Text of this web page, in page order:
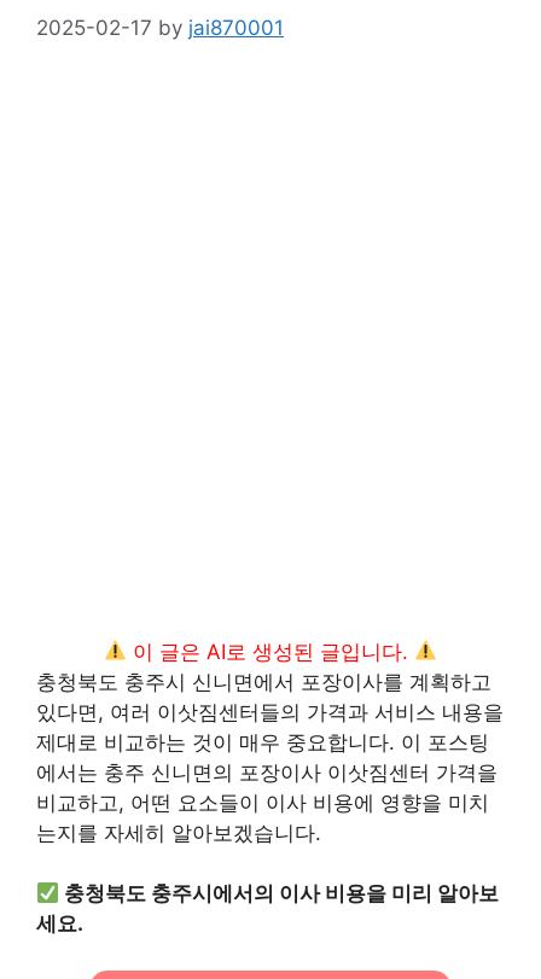
2025-02-17 by jai870001
이 글은 AI로 생성된 글입니다.
충청북도 충주시 신니면에서 포장이사를 계획하고
있다면, 여러 이삿짐센터들의 가격과 서비스 내용을
제대로 비교하는 것이 매우 중요합니다. 이 포스팅
에서는 충주 신니면의 포장이사 이삿짐센터 가격을
비교하고, 어떤 요소들이 이사 비용에 영향을 미치
는지를 자세히 알아보겠습니다.
충청북도 충주시에서의 이사 비용을 미리 알아보
세요.